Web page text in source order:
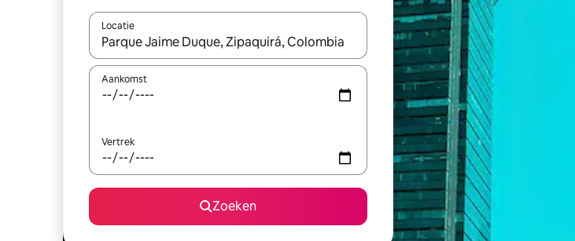
Locatie
Wanneer er resultaten beschikbaar zijn, maak je een keuze met je de pijltjestoetsen omhoog
Aankomst
Vertrek
Zoeken